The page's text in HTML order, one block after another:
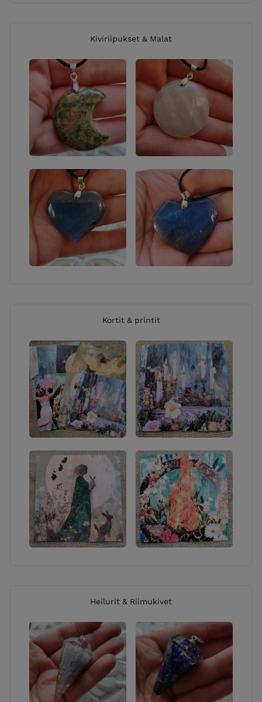
Kiviriipukset & Malat
Kortit & printit
Heilurit & Riimukivet